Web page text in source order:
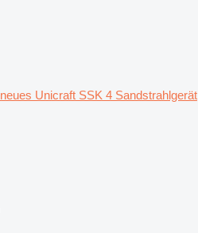
neues Unicraft SSK 4 Sandstrahlgerät